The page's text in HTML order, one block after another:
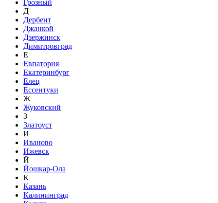
Грозный
Д
Дербент
Джанкой
Дзержинск
Димитровград
Е
Евпатория
Екатеринбург
Елец
Ессентуки
Ж
Жуковский
З
Златоуст
И
Иваново
Ижевск
Й
Йошкар-Ола
К
Казань
Калининград